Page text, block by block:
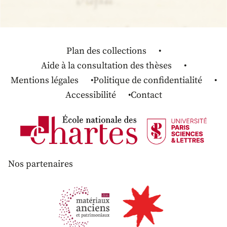
Plan des collections
Aide à la consultation des thèses
Mentions légales
Politique de confidentialité
Accessibilité
Contact
Nos partenaires